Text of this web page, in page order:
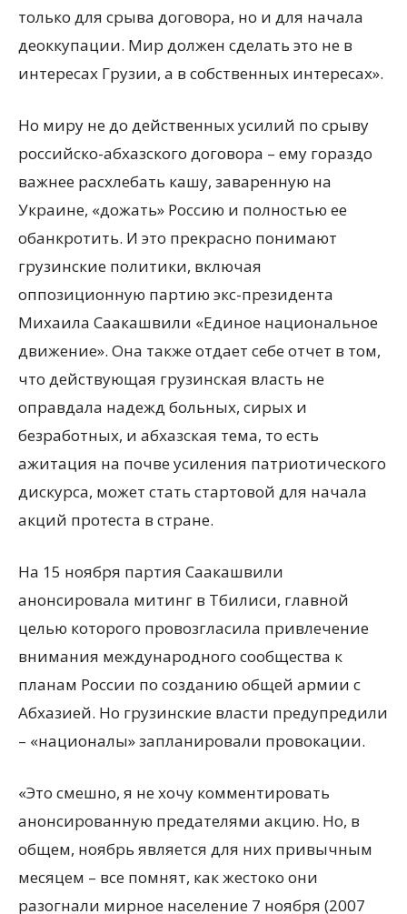
только для срыва договора, но и для начала
деоккупации. Мир должен сделать это не в
интересах Грузии, а в собственных интересах».
Но миру не до действенных усилий по срыву
российско-абхазского договора – ему гораздо
важнее расхлебать кашу, заваренную на
Украине, «дожать» Россию и полностью ее
обанкротить. И это прекрасно понимают
грузинские политики, включая
оппозиционную партию экс-президента
Михаила Саакашвили «Единое национальное
движение». Она также отдает себе отчет в том,
что действующая грузинская власть не
оправдала надежд больных, сирых и
безработных, и абхазская тема, то есть
ажитация на почве усиления патриотического
дискурса, может стать стартовой для начала
акций протеста в стране.
На 15 ноября партия Саакашвили
анонсировала митинг в Тбилиси, главной
целью которого провозгласила привлечение
внимания международного сообщества к
планам России по созданию общей армии с
Абхазией. Но грузинские власти предупредили
– «националы» запланировали провокации.
«Это смешно, я не хочу комментировать
анонсированную предателями акцию. Но, в
общем, ноябрь является для них привычным
месяцем – все помнят, как жестоко они
разогнали мирное население 7 ноября (2007